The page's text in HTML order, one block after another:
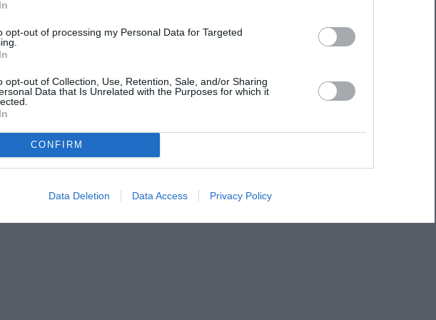
opt-out of processing my Personal Data for Targeted
opt-out of Collection, Use, Retention, Sale, and/or Sharing
Data that Is Unrelated with the Purposes for which it
CONFIRM
Data Deletion Data Access Privacy Policy
dal Tribunale di Urbino ad un clandestino
N., nonostante avesse disobbedito per
di lasciare il territorio. Secondo
senza rinvio la decisione del
le attenuanti ad un clandestino
è contrario a quanto previsto dalla
26 luglio.